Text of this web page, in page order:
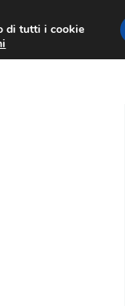
ACCESSORI
di tutti i cookie